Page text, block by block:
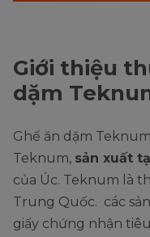
Giới thiệu
dặm
Ghế ăn dặm
Teknum, sản xuất
của Úc. Teknum là
Trung Quốc. các
giấy chứng nhận